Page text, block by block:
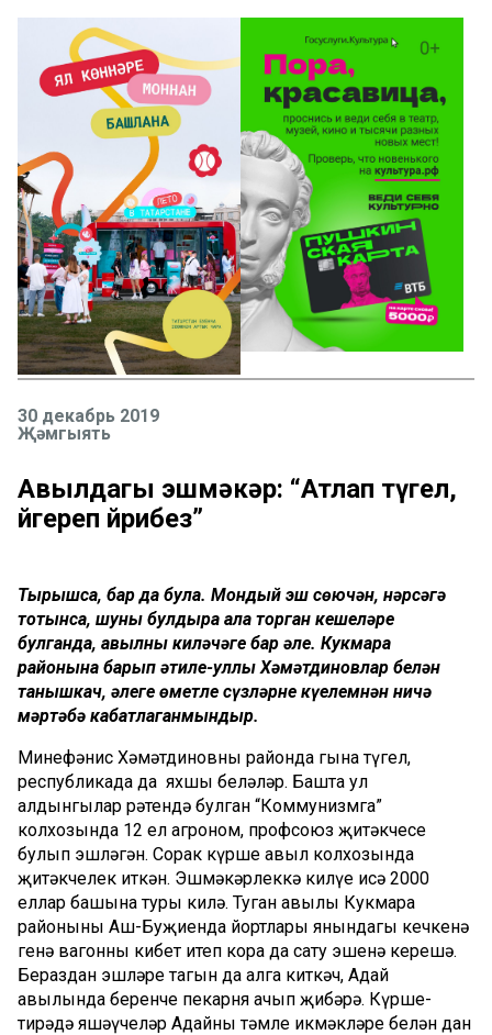
30 декабрь 2019
Җәмгыять
Авылдагы эшмәкәр: “Атлап түгел,
йөгереп йөрибез”
Тырышсаң, бар да була. Мондый эш сөючән, нәрсәгә
тотынса, шуны булдыра ала торган кешеләре
булганда, авылның киләчәге бар әле. Кукмара
районына барып әтиле-уллы Хәмәтдиновлар белән
танышкач, әлеге өметле сүзләрне күңелемнән ничә
мәртәбә кабатлаганмындыр.
Миңнефәнис Хәмәтдиновны районда гына түгел,
республикада да яхшы беләләр. Башта ул
алдынгылар рәтендә булган “Коммунизмга”
колхозында 12 ел агроном, профсоюз җитәкчесе
булып эшләгән. Соңрак күрше авыл колхозында
җитәкчелек иткән. Эшмәкәрлеккә килүе исә 2000
еллар башына туры килә. Туган авылы Кукмара
районының Аш-Буҗиенда йортлары янындагы кечкенә
генә вагонны кибет итеп кора да сату эшенә керешә.
Бераздан эшләре тагын да алга киткәч, Адай
авылында беренче пекарня ачып җибәрә. Күрше-
тирәдә яшәүчеләр Адайның тәмле икмәкләре белән дан